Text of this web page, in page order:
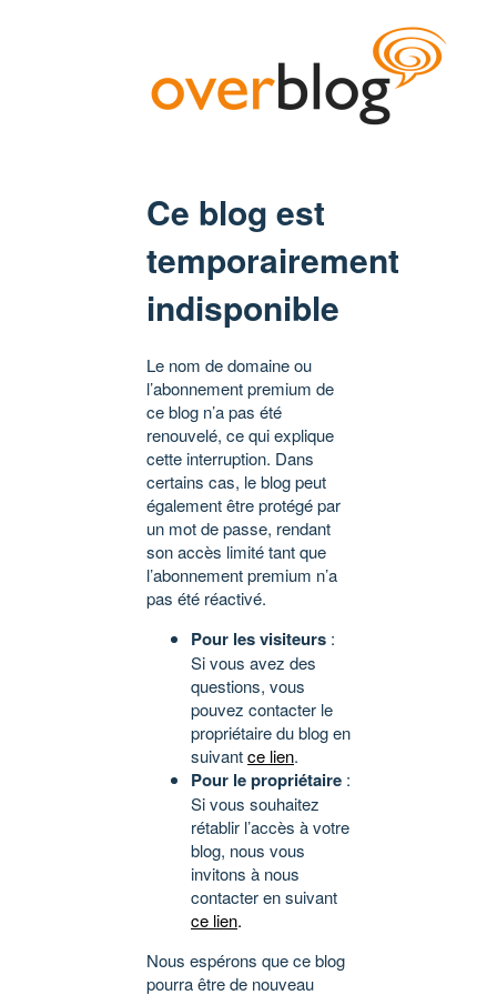
Ce blog est
temporairement
indisponible
Le nom de domaine ou
l’abonnement premium de
ce blog n’a pas été
renouvelé, ce qui explique
cette interruption. Dans
certains cas, le blog peut
également être protégé par
un mot de passe, rendant
son accès limité tant que
l’abonnement premium n’a
pas été réactivé.
Pour les visiteurs :
Si vous avez des
questions, vous
pouvez contacter le
propriétaire du blog en
suivantce lien.
Pour le propriétaire :
Si vous souhaitez
rétablir l’accès à votre
blog, nous vous
invitons à nous
contacter en suivant
ce lien.
Nous espérons que ce blog
pourra être de nouveau